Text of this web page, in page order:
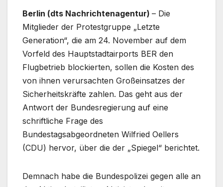
Berlin (dts Nachrichtenagentur) – Die
Mitglieder der Protestgruppe „Letzte
Generation“, die am 24. November auf dem
Vorfeld des Hauptstadtairports BER den
Flugbetrieb blockierten, sollen die Kosten des
von ihnen verursachten Großeinsatzes der
Sicherheitskräfte zahlen. Das geht aus der
Antwort der Bundesregierung auf eine
schriftliche Frage des
Bundestagsabgeordneten Wilfried Oellers
(CDU) hervor, über die der „Spiegel“ berichtet.
Demnach habe die Bundespolizei gegen alle an